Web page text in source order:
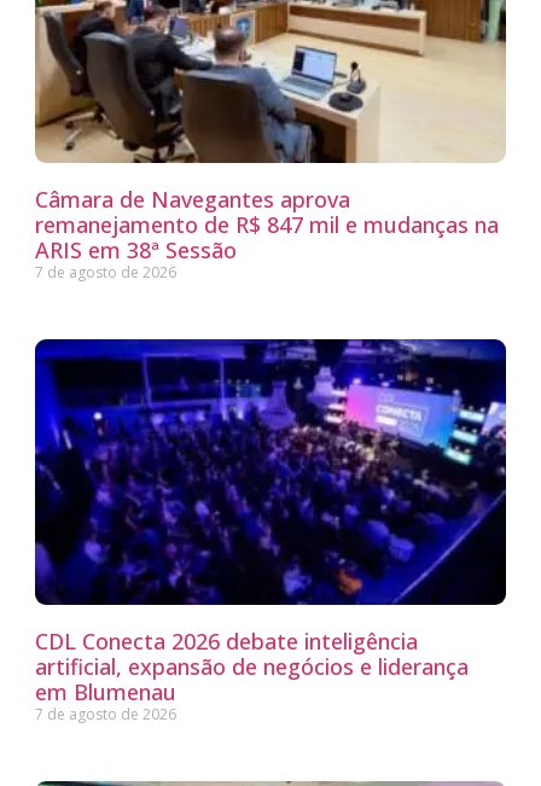
Câmara de Navegantes aprova
remanejamento de R$ 847 mil e mudanças na
ARIS em 38ª Sessão
7 de agosto de 2026
CDL Conecta 2026 debate inteligência
artificial, expansão de negócios e liderança
em Blumenau
7 de agosto de 2026